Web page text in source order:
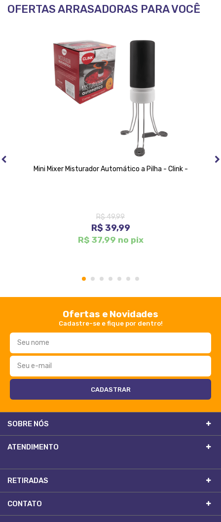
OFERTAS ARRASADORAS PARA VOCÊ
Mini Mixer Misturador Automático a Pilha - Clink -
R$ 49,99
R$ 39,99
R$ 37,99 no pix
1 2 3 4 5 6 7
Ofertas e Novidades
Cadastre-se e fique por dentro!
SOBRE NÓS
ATENDIMENTO
RETIRADAS
CONTATO